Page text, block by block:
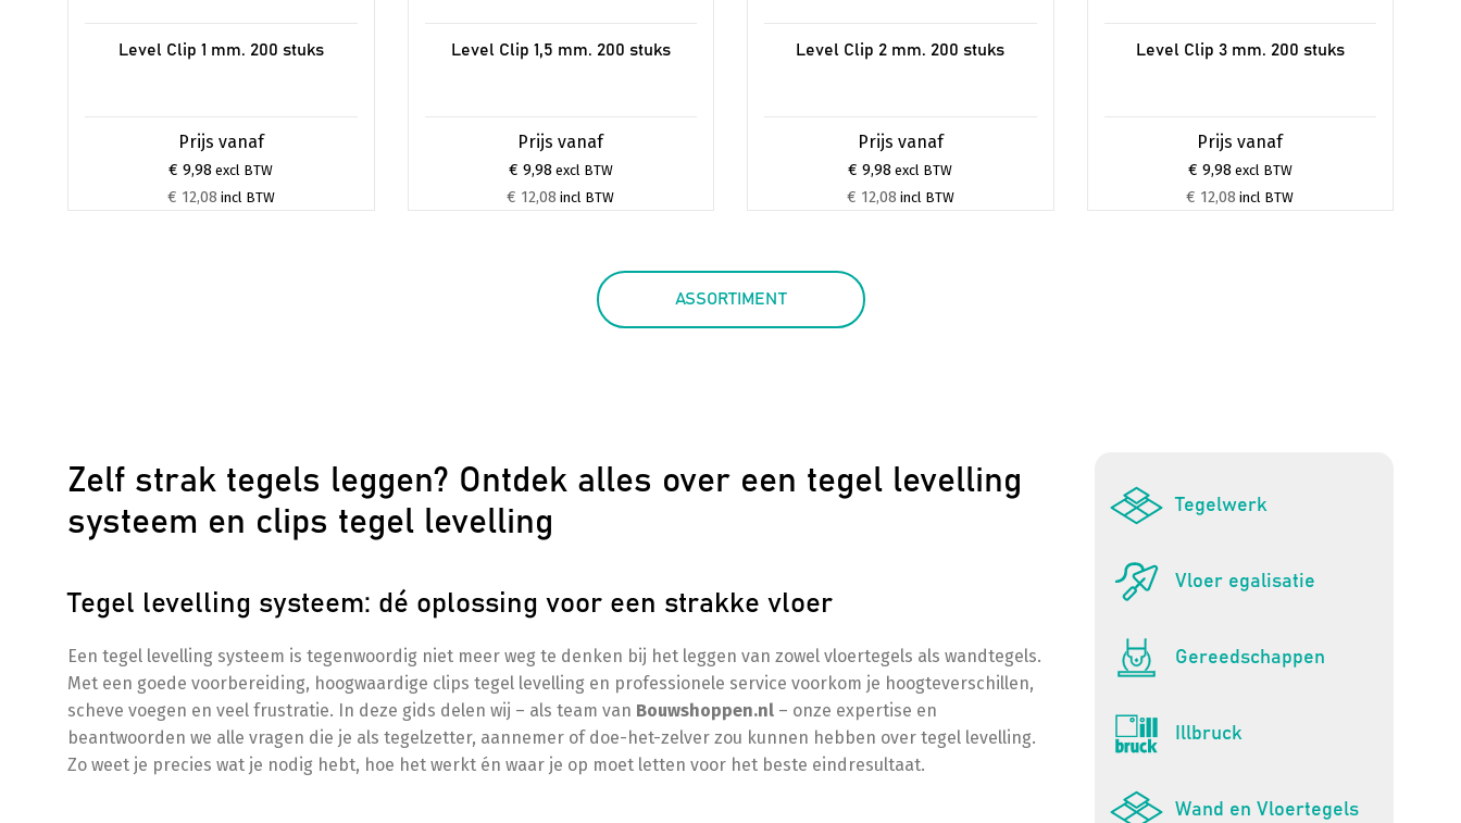
Level Clip 1 mm. 200 stuks
€ 9,98 excl BTW
€ 12,08 incl BTW
Level Clip 1,5 mm. 200 stuks
€ 9,98excl BTW
€ 12,08 incl BTW
Level Clip 2 mm. 200 stuks
€ 9,98 excl BTW
€ 12,08 incl BTW
Level Clip 3 mm. 200 stuks
€ 9,98excl BTW
€ 12,08 incl BTW
ASSORTIMENT
Zelf strak tegels leggen? Ontdek alles over een tegel levelling
systeem en clips tegel levelling
Tegel levelling systeem: dé oplossing voor een strakke vloer
Een tegel levelling systeem is tegenwoordig niet meer weg te denken bij het leggen van zowel vloertegels als wandtegels.
Met een goede voorbereiding, hoogwaardige clips tegel levelling en professionele service voorkom je hoogteverschillen,
scheve voegen en veel frustratie. In deze gids delen wij – als team van Bouwshoppen.nl – onze expertise en
beantwoorden we alle vragen die je als tegelzetter, aannemer of doe-het-zelver zou kunnen hebben over tegel levelling.
Zo weet je precies wat je nodig hebt, hoe het werkt én waar je op moet letten voor het beste eindresultaat.
Tegelwerk
Vloer egalisatie
Gereedschappen
Illbruck
Wand en Vloertegels